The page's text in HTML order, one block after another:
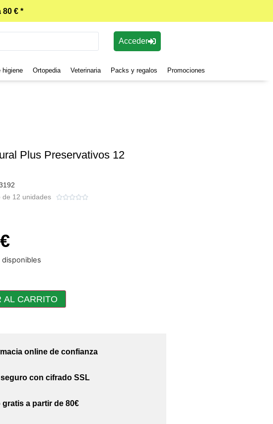
€ *
Acceder
higiene Ortopedia Veterinaria Packs y regalos Promociones
Plus Preservativos 12
de 12 unidades 
disponibles
AL CARRITO
online de confianza
seguro con cifrado SSL
gratis a partir de 80€